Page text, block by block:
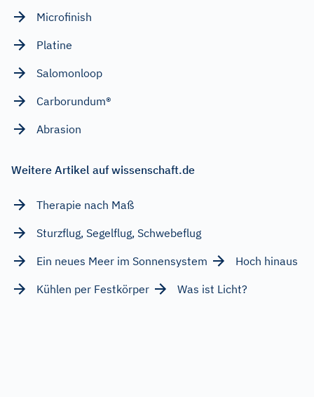
Microfinish
Platine
Salomonloop
Carborundum®
Abrasion
Weitere Artikel auf wissenschaft.de
Therapie nach Maß
Sturzflug, Segelflug, Schwebeflug
Ein neues Meer im Sonnensystem
Hoch hinaus
Kühlen per Festkörper
Was ist Licht?